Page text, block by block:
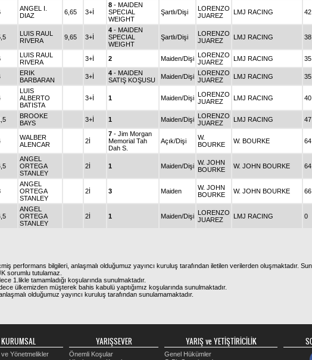
ANGEL I.
DIAZ
6,65 3+İ
8 - MAIDEN
SPECIAL
WEIGHT
Şartlı/Dişi
LORENZO
JUAREZ
LMJ RACING 42
LUIS RAUL
RIVERA
9,65 3+İ
4 - MAIDEN
SPECIAL
WEIGHT
Şartlı/Dişi
LORENZO
JUAREZ
LMJ RACING 38
LUIS RAUL
RIVERA
3+İ 2 Maiden/Dişi LORENZO
JUAREZ
LMJ RACING 35
ERIK
BARBARAN
3+İ 4 - MAIDEN
SATIŞ KOŞUSU
Maiden/Dişi LORENZO
JUAREZ
LMJ RACING 35
LUIS
ALBERTO
BATISTA
3+İ 1 Maiden/Dişi LORENZO
JUAREZ
LMJ RACING 40
BROOKE
BAYS
3+İ 1 Maiden/Dişi LORENZO
JUAREZ
LMJ RACING 47
WALBER
ALENCAR
2İ
7 - Jim Morgan
Memorial Tah
Dah S.
Açık/Dişi
W.
BOURKE
W. BOURKE 64
ANGEL
ORTEGA
STANLEY
2İ 1 Maiden/Dişi W. JOHN
BOURKE
W. JOHN BOURKE 64
ANGEL
ORTEGA
STANLEY
2İ 3 Maiden
W. JOHN
BOURKE
W. JOHN BOURKE 66
ANGEL
ORTEGA
STANLEY
2İ 1 Maiden/Dişi LORENZO
JUAREZ
LMJ RACING 0
performans bilgileri, anlaşmalı olduğumuz yayıncı kuruluş tarafından iletilen verilerden oluşmaktadır.
sorumlu tutulamaz.
1.likle tamamladığı koşularında sunulmaktadır.
ülkemizden müşterek bahis kabulü yaptığımız koşularında sunulmaktadır.
olduğumuz yayıncı kuruluş tarafından sunulamamaktadır.
KURUMSAL
ve Yönetmelikler
YARIŞSEVER
Önemli Koşular
YARIŞ ve YETİŞTİRİCİLİK
Genel Hükümler